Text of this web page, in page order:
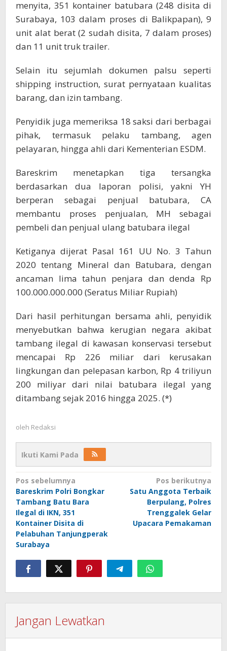
menyita, 351 kontainer batubara (248 disita di
Surabaya, 103 dalam proses di Balikpapan), 9
unit alat berat (2 sudah disita, 7 dalam proses)
dan 11 unit truk trailer.
Selain itu sejumlah dokumen palsu seperti
shipping instruction, surat pernyataan kualitas
barang, dan izin tambang.
Penyidik juga memeriksa 18 saksi dari berbagai
pihak, termasuk pelaku tambang, agen
pelayaran, hingga ahli dari Kementerian ESDM.
Bareskrim menetapkan tiga tersangka
berdasarkan dua laporan polisi, yakni YH
berperan sebagai penjual batubara, CA
membantu proses penjualan, MH sebagai
pembeli dan penjual ulang batubara ilegal
Ketiganya dijerat Pasal 161 UU No. 3 Tahun
2020 tentang Mineral dan Batubara, dengan
ancaman lima tahun penjara dan denda Rp
100.000.000.000 (Seratus Miliar Rupiah)
Dari hasil perhitungan bersama ahli, penyidik
menyebutkan bahwa kerugian negara akibat
tambang ilegal di kawasan konservasi tersebut
mencapai Rp 226 miliar dari kerusakan
lingkungan dan pelepasan karbon, Rp 4 triliyun
200 miliyar dari nilai batubara ilegal yang
ditambang sejak 2016 hingga 2025. (*)
oleh Redaksi
Ikuti Kami Pada
Navigasi
pos
Pos sebelumnya
Bareskrim Polri Bongkar
Tambang Batu Bara
Ilegal di IKN, 351
Kontainer Disita di
Pelabuhan Tanjungperak
Surabaya
Pos berikutnya
Satu Anggota Terbaik
Berpulang, Polres
Trenggalek Gelar
Upacara Pemakaman
Jangan Lewatkan